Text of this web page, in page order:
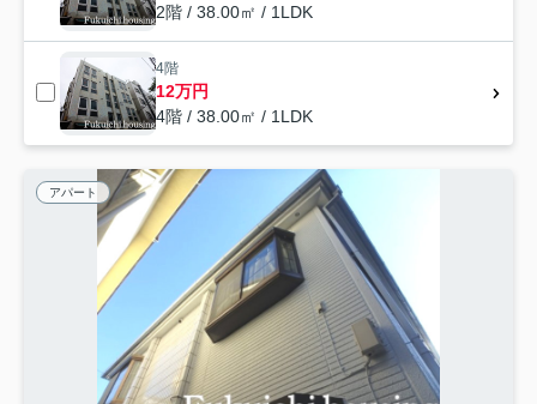
2階 / 38.00㎡ / 1LDK
4階
12万円
4階 / 38.00㎡ / 1LDK
アパート